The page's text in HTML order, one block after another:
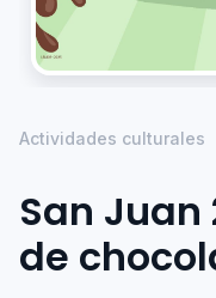
Actividades culturales
San Juan
de